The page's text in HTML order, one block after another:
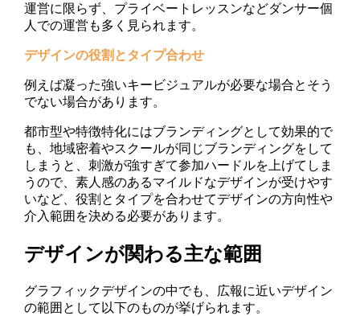
運営に限らず、プライベートレッスンなどダンサー個
人での運営も多く見られます。
デザインの役割とタイプ合わせ
例えば凝った強いキービジュアルが必要な場合とそう
でない場合があります。
都市型や特徴特化にはブランディングとして効果的で
も、地域密着やスクールが同じブランディングをして
しまうと、刺激が強すぎて参加ハードルを上げてしま
うので、素人感のあるマイルドなデザインが受けやす
いなど、役割とタイプを合わせてデザインの方向性や
介入範囲を決める必要があります。
デザインが関わる主な範囲
グラフィックデザインの中でも、広報に近いデザイン
の範囲として以下のものが挙げられます。